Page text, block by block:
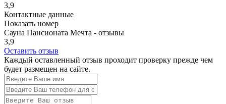
3,9
Контактные данные
Показать номер
Сауна Пансионата Мечта - отзывы
3,9
Оставить отзыв
Каждый оставленный отзыв проходит проверку прежде чем
будет размещен на сайте.